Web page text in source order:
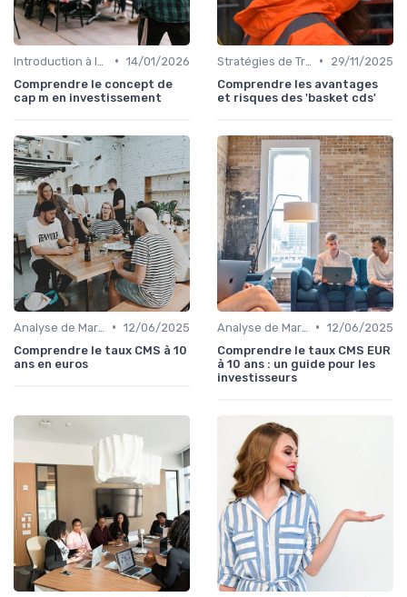
• 14/01/2026
Comprendre le concept de
cap m en investissement
•
29/11/2025
Comprendre les avantages
et risques des 'basket cds'
• 12/06/2025
Comprendre le taux CMS à 10
ans en euros
• 12/06/2025
Comprendre le taux CMS EUR
à 10 ans : un guide pour les
investisseurs